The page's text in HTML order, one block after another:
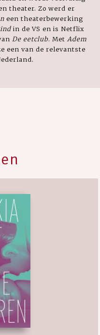
theater. Zo werd er
een theaterbewerking
in de VS en is Netflix
De eetclub. Met Adem
een van de relevantste